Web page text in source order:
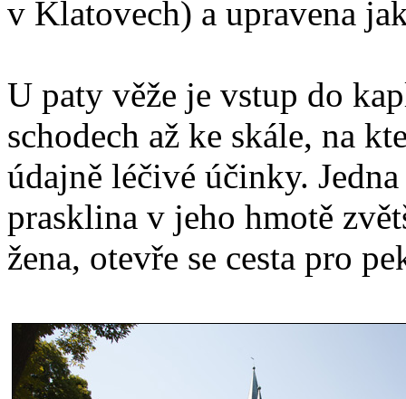
v Klatovech) a upravena
U paty věže je vstup do
schodech až ke skále, na
údajně léčivé účinky.
prasklina v jeho hmotě
žena, otevře se cesta pro